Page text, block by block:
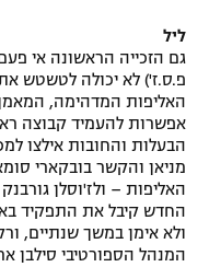
ליל
גם הזכייה הראשונה אי
פ.ס.ז') לא יכולה לטשטש את
האליפות המדהימה,
אפשרות להעמיד קבוצה
הבעלות והחובות אילצו
מניאן והקשר בובקארי
האליפות – ולז'וסלן
החדש קיבל את התפקיד
ולא אימן במשך שנתיים,
המנהל הספורטיבי סילבן